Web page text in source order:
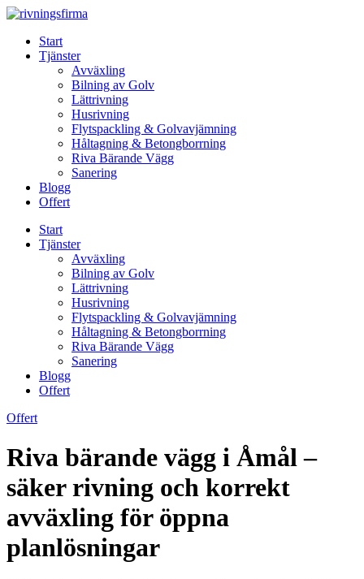
Skip
contentStart
Tjänster
Avväxling
Bilning av Golv
Lättrivning
Husrivning
Flytspackling & Golvavjämning
Håltagning & Betongborrning
Riva Bärande Vägg
Sanering
Blogg
Offert
Start
Tjänster
Avväxling
Bilning av Golv
Lättrivning
Husrivning
Flytspackling & Golvavjämning
Håltagning & Betongborrning
Riva Bärande Vägg
Sanering
Blogg
Offert
Offert
Riva bärande vägg i Åmål –
säker rivning och korrekt
avväxling för öppna
planlösningar